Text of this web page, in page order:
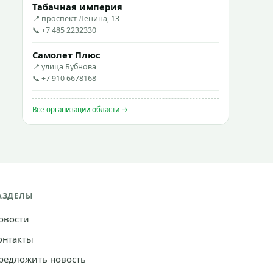
Табачная империя
📍 проспект Ленина, 13
📞 +7 485 2232330
Самолет Плюс
📍 улица Бубнова
📞 +7 910 6678168
Все организации области →
новость